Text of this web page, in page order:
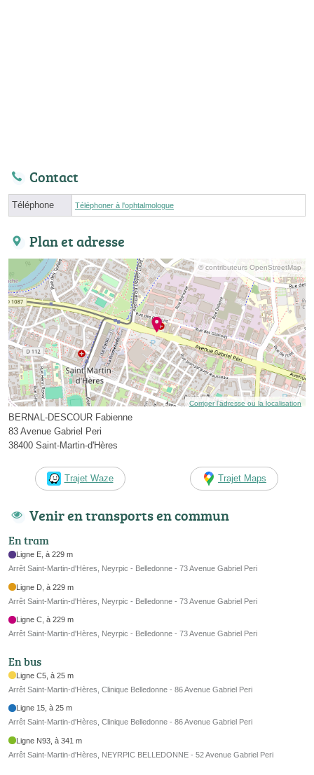
Contact
Téléphone Téléphoner à l'ophtalmologue
Plan et adresse
© contributeurs OpenStreetMap
Corriger l’adresse ou la localisation
BERNAL-DESCOUR Fabienne
83 Avenue Gabriel Peri
38400 Saint-Martin-d'Hères
Trajet Waze Trajet Maps
Venir en transports en commun
En tram
Ligne E, à 229 m
Arrêt Saint-Martin-d'Hères, Neyrpic - Belledonne - 73 Avenue Gabriel Peri
Ligne D, à 229 m
Arrêt Saint-Martin-d'Hères, Neyrpic - Belledonne - 73 Avenue Gabriel Peri
Ligne C, à 229 m
Arrêt Saint-Martin-d'Hères, Neyrpic - Belledonne - 73 Avenue Gabriel Peri
En bus
Ligne C5, à 25 m
Arrêt Saint-Martin-d'Hères, Clinique Belledonne - 86 Avenue Gabriel Peri
Ligne 15, à 25 m
Arrêt Saint-Martin-d'Hères, Clinique Belledonne - 86 Avenue Gabriel Peri
Ligne N93, à 341 m
Arrêt Saint-Martin-d'Hères, NEYRPIC BELLEDONNE - 52 Avenue Gabriel Peri